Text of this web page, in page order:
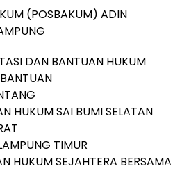
(POSBAKUM) ADIN
DAN BANTUAN HUKUM
HUKUM SAI BUMI SELATAN
TIMUR
HUKUM SEJAHTERA BERSAMA